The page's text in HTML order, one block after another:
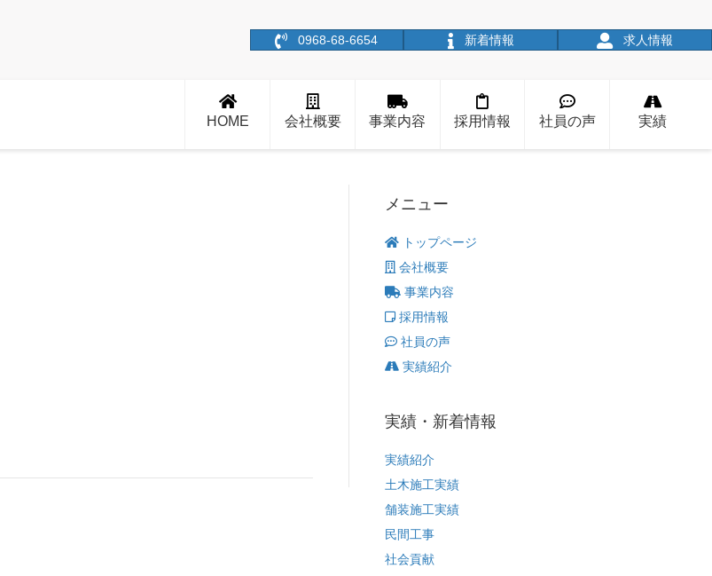
0968-68-6654 新着情報 求人情報
HOME 会社概要 事業内容 採用情報 社員の声 実績
メニュー
トップページ
会社概要
事業内容
採用情報
社員の声
実績紹介
実績・新着情報
実績紹介
土木施工実績
舗装施工実績
民間工事
社会貢献